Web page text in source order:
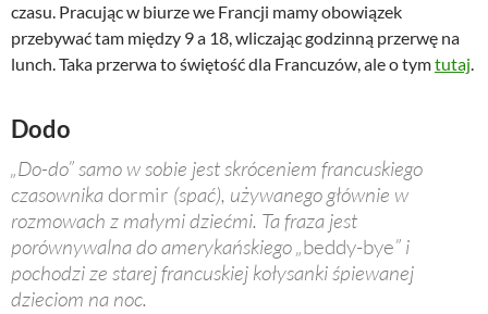
czasu. Pracując w biurze we Francji mamy obowiązek
przebywać tam między 9 a 18, wliczając godzinną przerwę na
lunch. Taka przerwa to świętość dla Francuzów, ale o tymtutaj.
Dodo
„Do-do” samo w sobie jest skróceniem francuskiego
czasownika dormir (spać), używanego głównie w
rozmowach z małymi dziećmi. Ta fraza jest
porównywalna do amerykańskiego „beddy-bye” i
pochodzi ze starej francuskiej kołysanki śpiewanej
dzieciom na noc.